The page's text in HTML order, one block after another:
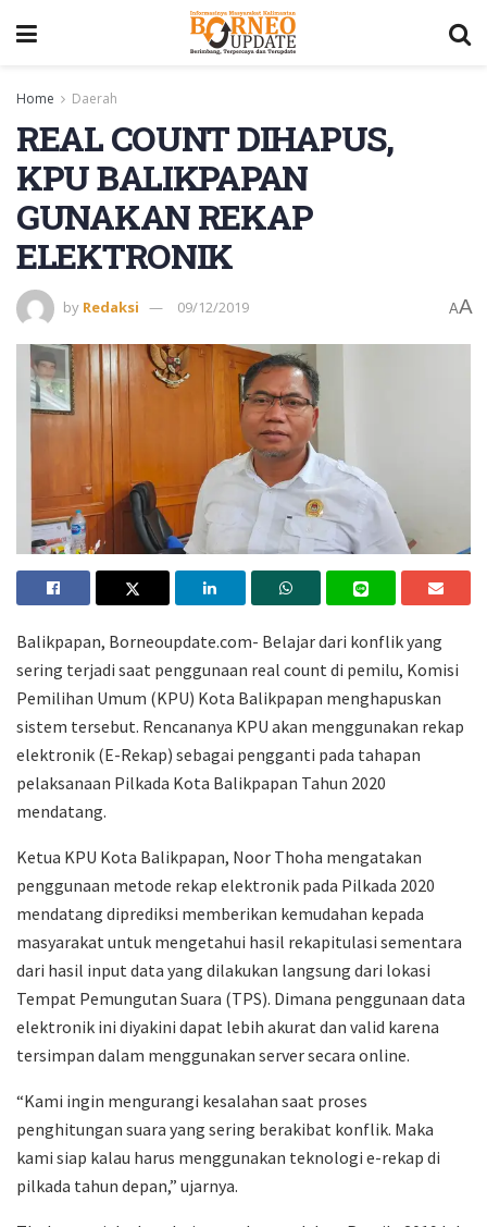
Home Daerah
REAL COUNT DIHAPUS,
KPU BALIKPAPAN
GUNAKAN REKAP
ELEKTRONIK
by Redaksi 09/12/2019 AA
Balikpapan, Borneoupdate.com- Belajar dari konflik yang
sering terjadi saat penggunaan real count di pemilu, Komisi
Pemilihan Umum (KPU) Kota Balikpapan menghapuskan
sistem tersebut. Rencananya KPU akan menggunakan rekap
elektronik (E-Rekap) sebagai pengganti pada tahapan
pelaksanaan Pilkada Kota Balikpapan Tahun 2020
mendatang.
Ketua KPU Kota Balikpapan, Noor Thoha mengatakan
penggunaan metode rekap elektronik pada Pilkada 2020
mendatang diprediksi memberikan kemudahan kepada
masyarakat untuk mengetahui hasil rekapitulasi sementara
dari hasil input data yang dilakukan langsung dari lokasi
Tempat Pemungutan Suara (TPS). Dimana penggunaan data
elektronik ini diyakini dapat lebih akurat dan valid karena
tersimpan dalam menggunakan server secara online.
“Kami ingin mengurangi kesalahan saat proses
penghitungan suara yang sering berakibat konflik. Maka
kami siap kalau harus menggunakan teknologi e-rekap di
pilkada tahun depan,” ujarnya.